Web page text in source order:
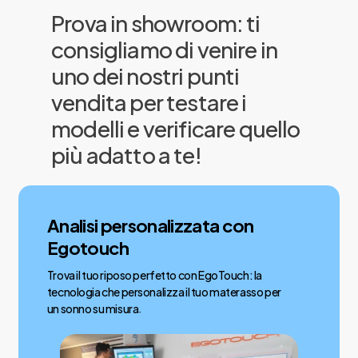
Strato in cotone pressato tra molle
e imbottitura
Favorisce la stabilità, migliora la
traspirazione e ottimizza
l’adattabilità della superficie di
riposo.
Sostegno ergonomico ma deciso,
perfetto per chi desidera una
superficie sostenitiva e ben
calibrata.
Prova in showroom: ti
consigliamo di venire in
uno dei nostri punti
vendita per testare i
modelli e verificare quello
più adatto a te!
Analisi personalizzata con
Egotouch
Trova il tuo riposo perfetto con EgoTouch: la
tecnologia che personalizza il tuo materasso per
un sonno su misura.